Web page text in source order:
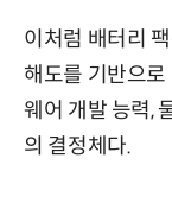
이처럼 배터리
해도를 기반으
웨어 개발 능력,
의 결정체다.